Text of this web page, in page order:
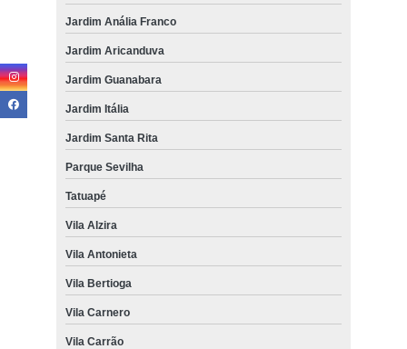
Jardim Anália Franco
Jardim Aricanduva
Jardim Guanabara
Jardim Itália
Jardim Santa Rita
Parque Sevilha
Tatuapé
Vila Alzira
Vila Antonieta
Vila Bertioga
Vila Carnero
Vila Carrão